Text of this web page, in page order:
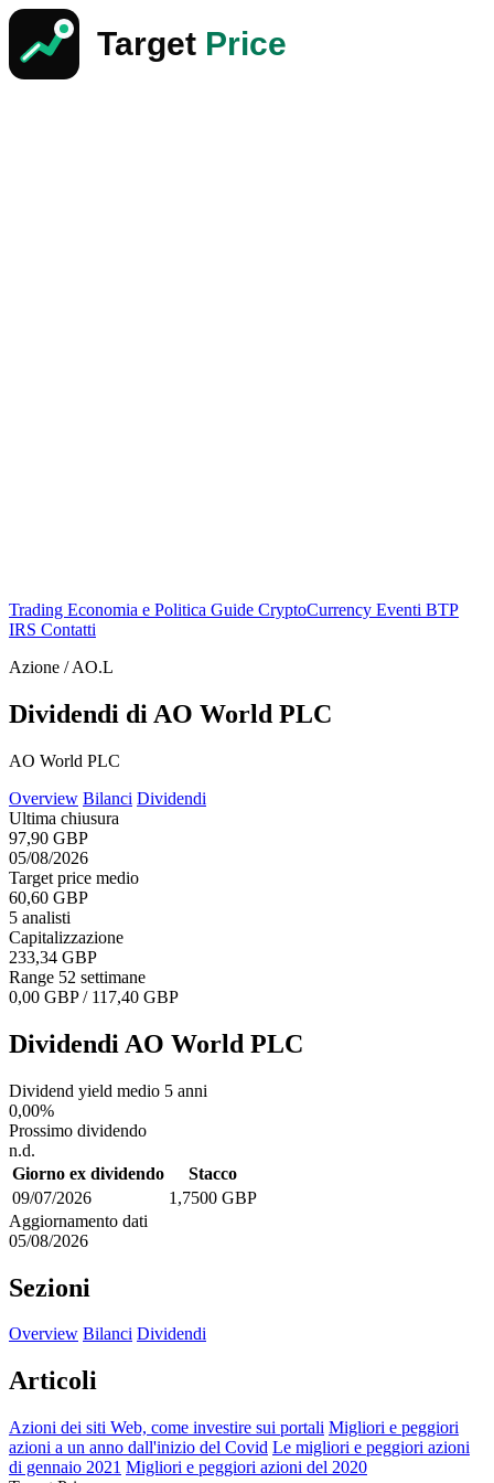
Trading Economia e Politica Guide CryptoCurrency Eventi BTP
IRS Contatti
Azione / AO.L
Dividendi di AO World PLC
AO World PLC
Overview Bilanci Dividendi
Ultima chiusura
97,90 GBP
05/08/2026
Target price medio
60,60 GBP
5 analisti
Capitalizzazione
233,34 GBP
Range 52 settimane
0,00 GBP / 117,40 GBP
Dividendi AO World PLC
Dividend yield medio 5 anni
0,00%
Prossimo dividendo
n.d.
Giorno ex dividendo
Stacco
09/07/2026
1,7500 GBP
Aggiornamento dati
05/08/2026
Sezioni
Overview Bilanci Dividendi
Articoli
Azioni dei siti Web, come investire sui portali Migliori e peggiori
azioni a un anno dall'inizio del Covid Le migliori e peggiori azioni
di gennaio 2021 Migliori e peggiori azioni del 2020